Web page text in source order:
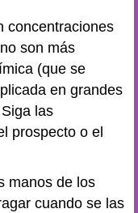
concentraciones
son más
(que se
en grandes
las
prospecto o el
manos de los
cuando se las